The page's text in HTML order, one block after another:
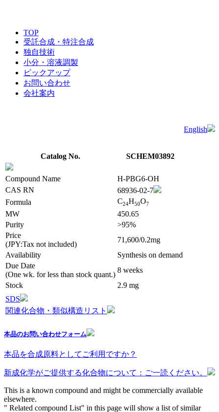
TOP
受託合成・特注合成
独自技術
小分・溶液調製
ピックアップ
お問い合わせ
会社案内
English
Catalog No. SCHEM03892
Compound Name
H-PBG6-OH
CAS RN
68936-02-7
Formula
C24H50O7
MW
450.65
Purity
>95%
Price
(JPY:Tax not included)
71,600/0.2mg
Availability
Synthesis on demand
Due Date
(One wk. for less than stock quant.)
8 weeks
Stock
2.9 mg
SDS
関連化合物・類似構造リスト
本品のお問い合わせフォーム
本品を合成原料としてご利用ですか？
新成化学がご提供する化合物について：ご一読ください。
This is a known compound and might be commercially available
elsewhere.
" Related compound List" in this page will show a list of similar